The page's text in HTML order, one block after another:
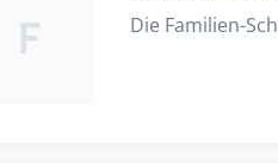
F Die Familien-